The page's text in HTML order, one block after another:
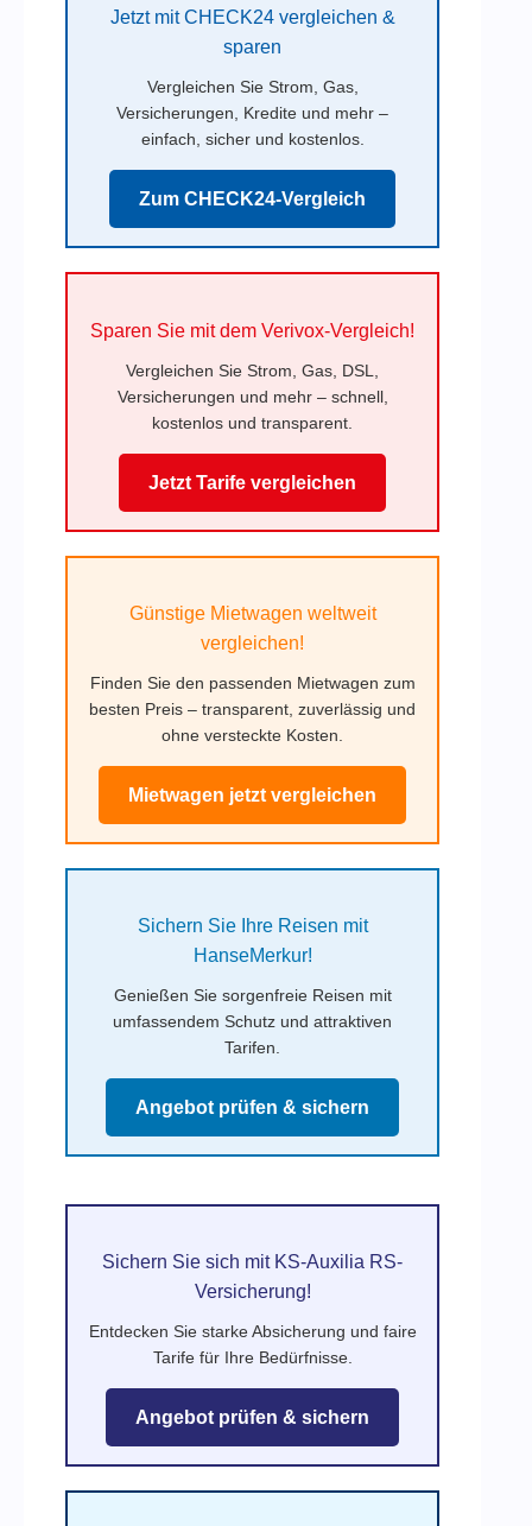
Jetzt mit CHECK24 vergleichen &
sparen
Vergleichen Sie Strom, Gas,
Versicherungen, Kredite und mehr –
einfach, sicher und kostenlos.
Zum CHECK24-Vergleich
Sparen Sie mit dem Verivox-Vergleich!
Vergleichen Sie Strom, Gas, DSL,
Versicherungen und mehr – schnell,
kostenlos und transparent.
Jetzt Tarife vergleichen
Günstige Mietwagen weltweit
vergleichen!
Finden Sie den passenden Mietwagen zum
besten Preis – transparent, zuverlässig und
ohne versteckte Kosten.
Mietwagen jetzt vergleichen
Sichern Sie Ihre Reisen mit
HanseMerkur!
Genießen Sie sorgenfreie Reisen mit
umfassendem Schutz und attraktiven
Tarifen.
Angebot prüfen & sichern
Sichern Sie sich mit KS-Auxilia RS-
Versicherung!
Entdecken Sie starke Absicherung und faire
Tarife für Ihre Bedürfnisse.
Angebot prüfen & sichern